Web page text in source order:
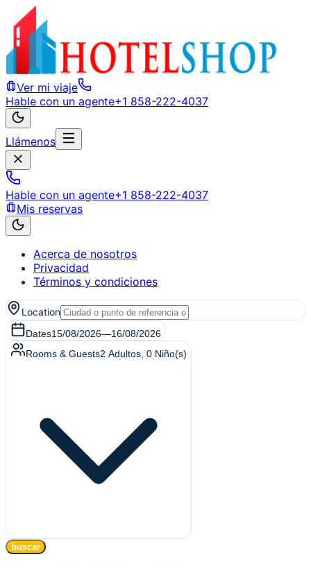
Ver mi viaje
Hable con un agente+1 858-222-4037
Llámenos
Hable con un agente+1 858-222-4037
Mis reservas
Acerca de nosotros
Privacidad
Términos y condiciones
Location
Dates15/08/2026—16/08/2026
Rooms & Guests2 Adultos 0 Niño(s)
buscar